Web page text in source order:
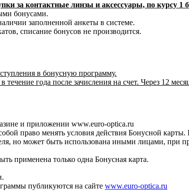
за контактные линзы и аксессуары, по курсу 1
бонусами.
заполненной анкеты в системе.
списание бонусов не производится.
в бонусную программу.
года после зачисления на счет. Через 12
и приложении www.euro-optica.ru
право менять условия действия Бонусной
но может быть использована иными лицами,
применена только одна Бонусная карта.
публикуются на сайте www.euro-optica.ru